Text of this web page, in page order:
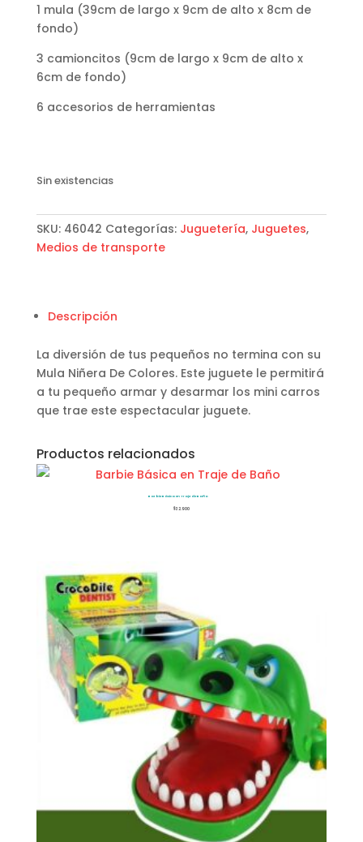
1 mula (39cm de largo x 9cm de alto x 8cm de
fondo)
3 camioncitos (9cm de largo x 9cm de alto x
6cm de fondo)
6 accesorios de herramientas
Sin existencias
SKU: 46042 Categorías: Juguetería, Juguetes,
Medios de transporte
Descripción
La diversión de tus pequeños no termina con su
Mula Niñera De Colores. Este juguete le permitirá
a tu pequeño armar y desarmar los mini carros
que trae este espectacular juguete.
Productos relacionados
Barbie Básica en Traje de Baño
$32.900